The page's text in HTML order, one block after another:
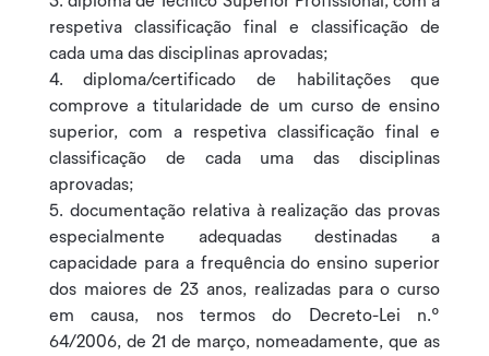
respetiva classificação final e classificação de
cada uma das disciplinas aprovadas;
diploma/certificado de habilitações que
comprove a titularidade de um curso de ensino
superior, com a respetiva classificação final e
classificação de cada uma das disciplinas
aprovadas;
documentação relativa à realização das provas
especialmente adequadas destinadas a
capacidade para a frequência do ensino superior
dos maiores de 23 anos, realizadas para o curso
em causa, nos termos do Decreto-Lei n.º
64/2006, de 21 de março, nomeadamente, que as